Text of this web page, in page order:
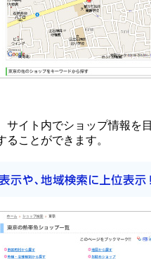
サイト内でショップ情報
ことができます。